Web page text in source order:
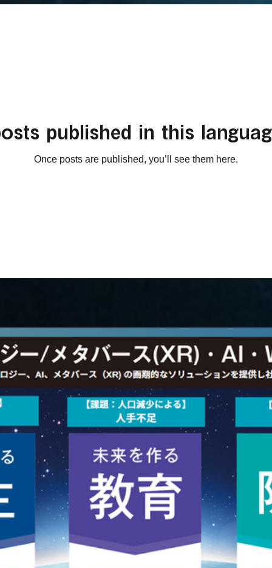
published in this
Once posts are published, you’ll see them here.